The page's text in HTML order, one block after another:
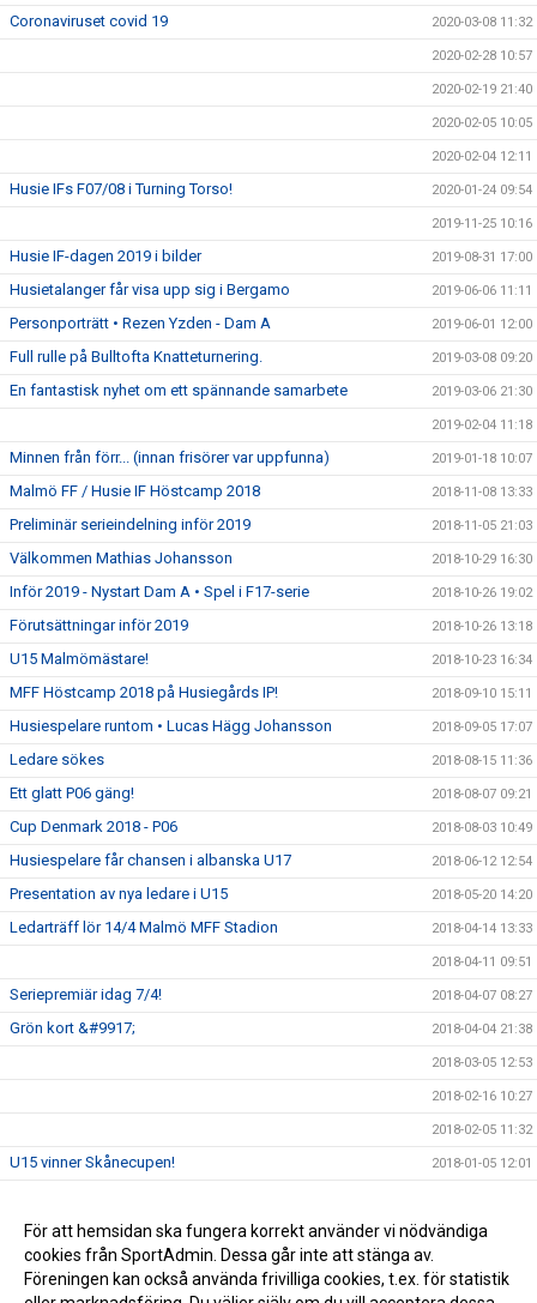
Coronaviruset covid 19 2020-03-08 11:32
2020-02-28 10:57
2020-02-19 21:40
2020-02-05 10:05
2020-02-04 12:11
Husie IFs F07/08 i Turning Torso! 2020-01-24 09:54
2019-11-25 10:16
Husie IF-dagen 2019 i bilder 2019-08-31 17:00
Husietalanger får visa upp sig i Bergamo 2019-06-06 11:11
Personporträtt • Rezen Yzden - Dam A 2019-06-01 12:00
Full rulle på Bulltofta Knatteturnering. 2019-03-08 09:20
En fantastisk nyhet om ett spännande samarbete 2019-03-06 21:30
2019-02-04 11:18
Minnen från förr... (innan frisörer var uppfunna) 2019-01-18 10:07
Malmö FF / Husie IF Höstcamp 2018 2018-11-08 13:33
Preliminär serieindelning inför 2019 2018-11-05 21:03
Välkommen Mathias Johansson 2018-10-29 16:30
Inför 2019 - Nystart Dam A • Spel i F17-serie 2018-10-26 19:02
Förutsättningar inför 2019 2018-10-26 13:18
U15 Malmömästare! 2018-10-23 16:34
MFF Höstcamp 2018 på Husiegårds IP! 2018-09-10 15:11
Husiespelare runtom • Lucas Hägg Johansson 2018-09-05 17:07
Ledare sökes 2018-08-15 11:36
Ett glatt P06 gäng! 2018-08-07 09:21
Cup Denmark 2018 - P06 2018-08-03 10:49
Husiespelare får chansen i albanska U17 2018-06-12 12:54
Presentation av nya ledare i U15 2018-05-20 14:20
Ledarträff lör 14/4 Malmö MFF Stadion 2018-04-14 13:33
2018-04-11 09:51
Seriepremiär idag 7/4! 2018-04-07 08:27
Grön kort &#9917; 2018-04-04 21:38
2018-03-05 12:53
2018-02-16 10:27
2018-02-05 11:32
U15 vinner Skånecupen! 2018-01-05 12:01
2017-08-21 09:37
2016-03-20 04:04
För att hemsidan ska fungera korrekt använder vi nödvändiga
cookies från SportAdmin. Dessa går inte att stänga av.
Föreningen kan också använda frivilliga cookies, t.ex. för statistik